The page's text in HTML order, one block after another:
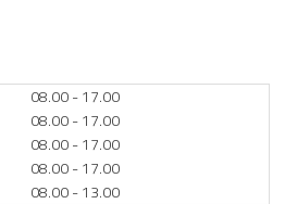
08.00 - 17.00
08.00 - 17.00
08.00 - 17.00
08.00 - 17.00
08.00 - 13.00